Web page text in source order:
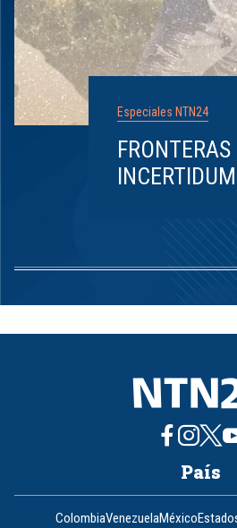
Especiales NTN24
FRONTERAS
1
8
País
ColombiaVenezuelaMéxico